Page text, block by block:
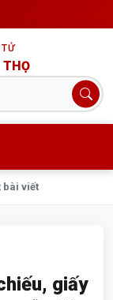
THỌ
bài viết
giấy